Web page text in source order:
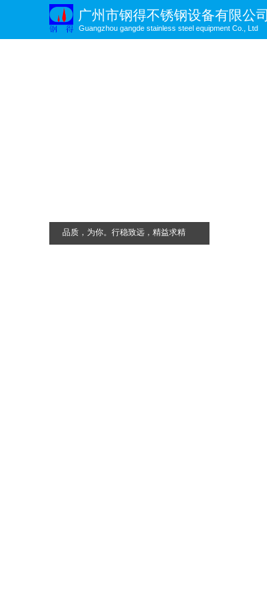
广州市钢得不锈钢设备有限公司
Guangzhou gangde stainless steel equipment Co., Ltd
品质，为你。行稳致远，精益求精